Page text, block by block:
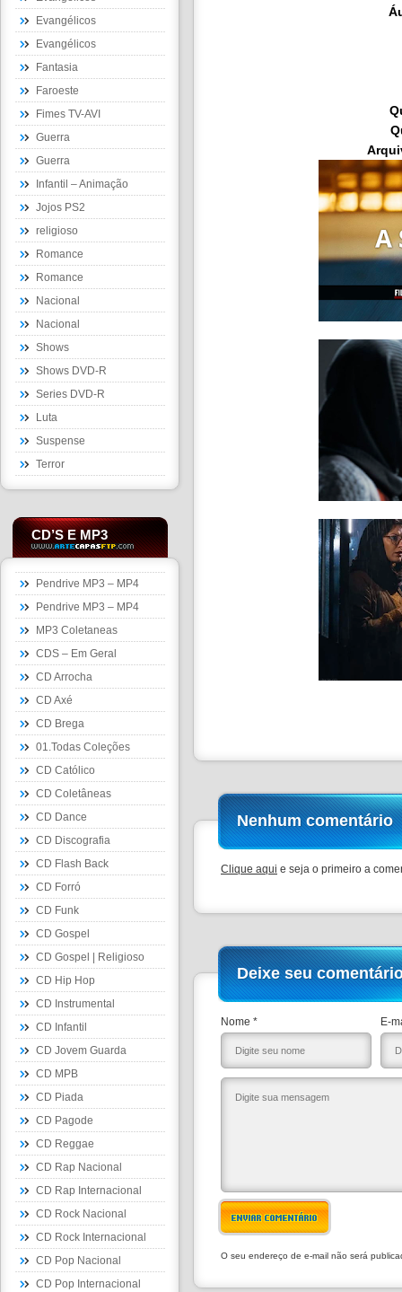
Evangélicos
Evangélicos
Fantasia
Faroeste
Fimes TV-AVI
Guerra
Guerra
Infantil – Animação
Jojos PS2
religioso
Romance
Romance
Nacional
Nacional
Shows
Shows DVD-R
Series DVD-R
Luta
Suspense
Terror
CD’S E MP3
Pendrive MP3 – MP4
Pendrive MP3 – MP4
MP3 Coletaneas
CDS – Em Geral
CD Arrocha
CD Axé
CD Brega
01.Todas Coleções
CD Católico
CD Coletâneas
CD Dance
CD Discografia
CD Flash Back
CD Forró
CD Funk
CD Gospel
CD Gospel | Religioso
CD Hip Hop
CD Instrumental
CD Infantil
CD Jovem Guarda
CD MPB
CD Piada
CD Pagode
CD Reggae
CD Rap Nacional
CD Rap Internacional
CD Rock Nacional
CD Rock Internacional
CD Pop Nacional
CD Pop Internacional
Nenhum comentário
Clique aqui e seja o primeiro a
Deixe seu
Nome * E-
ENVIAR COMENTÁRIO
O seu endereço de e-mail não será